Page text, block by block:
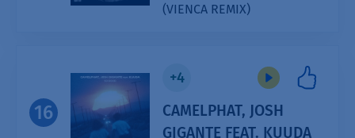
(VIENCA REMIX)
16
+4
CAMELPHAT, JOSH
GIGANTE FEAT. KUUDA